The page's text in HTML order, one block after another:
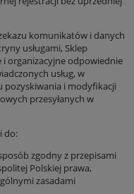
komunikatów i danych
usługami, Sklep
organizacyjne odpowiednie
usług, w
pozyskiwania i modyfikacji
przesyłanych w
do:
zgodny z przepisami
Polskiej prawa,
zasadami